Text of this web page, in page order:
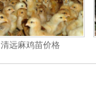
清远麻鸡苗价格